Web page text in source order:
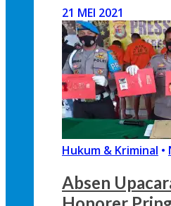
21 MEI 2021
Hukum & Kriminal •
Absen